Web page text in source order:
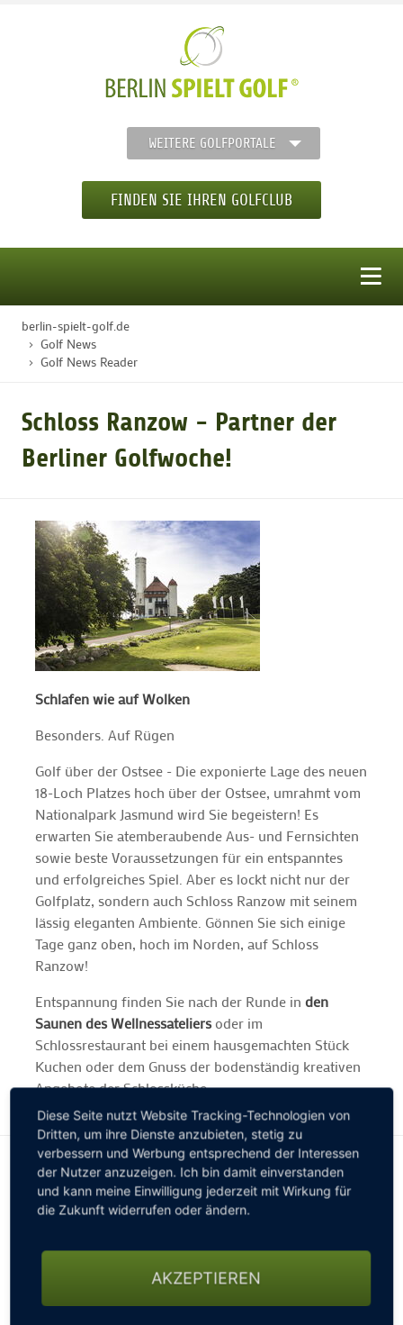
WEITERE GOLFPORTALE
FINDEN SIE IHREN GOLFCLUB
STARTSEITE
GOLFTURNIERE
MITGLIEDSCHAFT
GOLF NEWS
GOLFHOTELS
berlin-spielt-golf.de
Golf News
Golf News Reader
Schloss Ranzow - Partner der
Berliner Golfwoche!
Schlafen wie auf Wolken
Besonders. Auf Rügen
Golf über der Ostsee - Die exponierte Lage des neuen
18-Loch Platzes hoch über der Ostsee, umrahmt vom
Nationalpark Jasmund wird Sie begeistern! Es
erwarten Sie atemberaubende Aus- und Fernsichten
sowie beste Voraussetzungen für ein entspanntes
und erfolgreiches Spiel. Aber es lockt nicht nur der
Golfplatz, sondern auch Schloss Ranzow mit seinem
lässig eleganten Ambiente. Gönnen Sie sich einige
Tage ganz oben, hoch im Norden, auf Schloss
Ranzow!
Entspannung finden Sie nach der Runde in den
Saunen des Wellnessateliersoder im
Schlossrestaurant bei einem hausgemachten Stück
Kuchen oder dem Gnuss der bodenständig kreativen
Angebote der Schlossküche.
Diese Seite nutzt Website Tracking-Technologien von
Dritten, um ihre Dienste anzubieten, stetig zu
verbessern und Werbung entsprechend der Interessen
der Nutzer anzuzeigen. Ich bin damit einverstanden
und kann meine Einwilligung jederzeit mit Wirkung für
die Zukunft widerrufen oder ändern.
AKZEPTIEREN